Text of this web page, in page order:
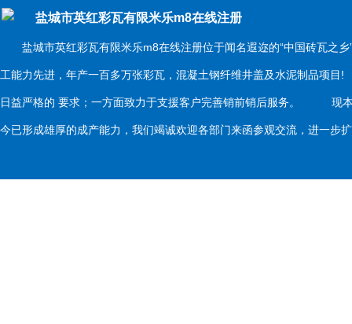
盐城市英红彩瓦有限米乐m8在线注册
盐城市英红彩瓦有限米乐m8在线注册位于闻名遐迩的“中国砖瓦之乡
工能力先进，年产一百多万张彩瓦，混凝土钢纤维井盖及水泥制品项
日益严格的 要求；一方面致力于支援客户完善销前销后服务。 现本
今已形成雄厚的成产能力，我们竭诚欢迎各部门来函参观交流，进一